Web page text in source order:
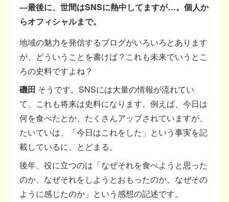
―最後に、世間はSNSに熱中してますが…。個人か
らオフィシャルまで。
地域の魅力を発信するブログがいろいろとあります
が、どういうことを書けば？これも未来でいうとこ
ろの史料ですよね？
磯田 そうです。SNSには大量の情報が流れてい
て、これも将来は史料になります。例えば、今日は
何を食べたとか、たくさんアップされていますが、
たいていは、「今日はこれをした」という事実を記
載しているに、とどまる。
後年、役に立つのは「なぜそれを食べようと思った
のか、なぜそれをしようとおもったのか、なぜその
ように感じたのか」という感想の記述です。